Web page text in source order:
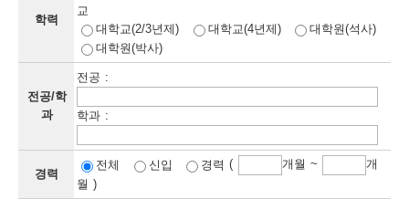
정
미
학력
교
대학교(2/3년제)
대학교(4년제)
대학원(석사)
대학원(박사)
전공/학
과
전공 :
학과 :
경력
전체 신입 경력 ( 개월 ~
개
월 )
정